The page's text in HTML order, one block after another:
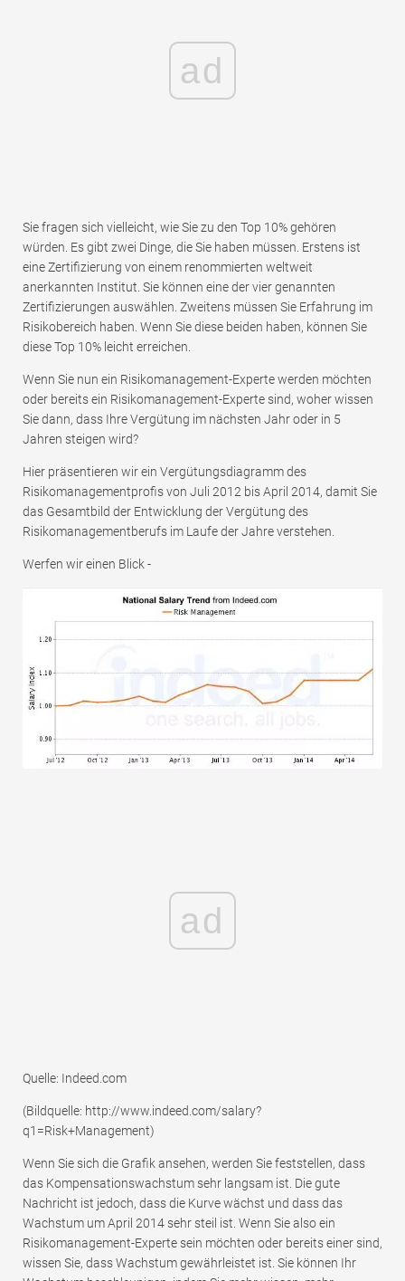
ad
Sie fragen sich vielleicht, wie Sie zu den Top 10% gehören
würden. Es gibt zwei Dinge, die Sie haben müssen. Erstens ist
eine Zertifizierung von einem renommierten weltweit
anerkannten Institut. Sie können eine der vier genannten
Zertifizierungen auswählen. Zweitens müssen Sie Erfahrung im
Risikobereich haben. Wenn Sie diese beiden haben, können Sie
diese Top 10% leicht erreichen.
Wenn Sie nun ein Risikomanagement-Experte werden möchten
oder bereits ein Risikomanagement-Experte sind, woher wissen
Sie dann, dass Ihre Vergütung im nächsten Jahr oder in 5
Jahren steigen wird?
Hier präsentieren wir ein Vergütungsdiagramm des
Risikomanagementprofis von Juli 2012 bis April 2014, damit Sie
das Gesamtbild der Entwicklung der Vergütung des
Risikomanagementberufs im Laufe der Jahre verstehen.
Werfen wir einen Blick -
ad
Quelle: Indeed.com
(Bildquelle: http://www.indeed.com/salary?
q1=Risk+Management)
Wenn Sie sich die Grafik ansehen, werden Sie feststellen, dass
das Kompensationswachstum sehr langsam ist. Die gute
Nachricht ist jedoch, dass die Kurve wächst und dass das
Wachstum um April 2014 sehr steil ist. Wenn Sie also ein
Risikomanagement-Experte sein möchten oder bereits einer sind,
wissen Sie, dass Wachstum gewährleistet ist. Sie können Ihr